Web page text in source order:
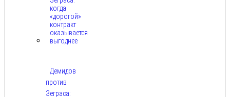
Демидов
против
Зеграса: